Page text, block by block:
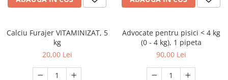
FRESH FARM
MY LOVE
RECOMPENSE
ACCESORII
FARMINA
FRESH FARM
ACCESORII
Calciu Furajer VITAMINIZAT, 5
kg
20,00 Lei
Advocate pentru pisici < 4 kg
(0 - 4 kg), 1 pipeta
90,00 Lei